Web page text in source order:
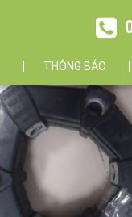
THÔNG BÁO